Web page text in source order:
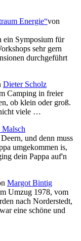
Energie von
ein Symposium für
sehr gern
durchgeführt
Dieter Scholz
Camping in freier
ob klein oder groß.
viele …
und denn muss
umgekommen is,
dein Pappa auf'n
Margot Bintig
Umzug 1978, vom
nach Norderstedt,
eine schöne und